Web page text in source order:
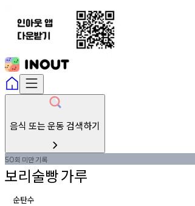
음식 또는 운동 검색하기
50회 미만기록
보리술빵가루
순탄수